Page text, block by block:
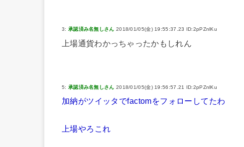
3: 承認済み名無しさん 2018/01/05(金) 19:55:37.23 ID:2pPZnlKu
上場通貨わかっちゃったかもしれん
5: 承認済み名無しさん 2018/01/05(金) 19:56:57.21 ID:2pPZnlKu
加納がツイッタでfactomをフォローしてたわ
上場やろこれ